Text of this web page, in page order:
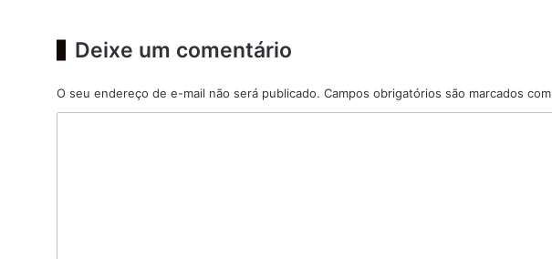
Deixe um comentário
O seu endereço de e-mail não será publicado. Campos obrigatórios são marcados com